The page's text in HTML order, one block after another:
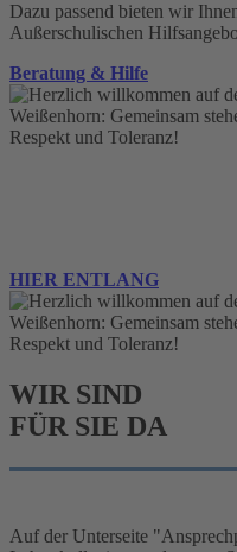
Dazu passend bieten wir
Außerschulischen
Beratung & Hilfe
HIER ENTLANG
WIR SIND
FÜR SIE DA
Auf der Unterseite